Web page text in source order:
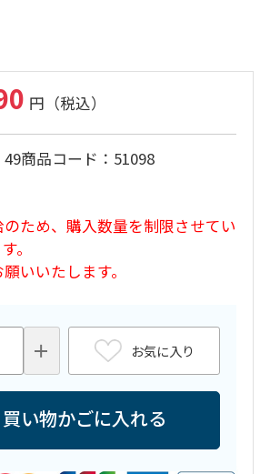
49商品コード
51098
ため、購入数量を制限させてい
。
いいたします。
お気に入り
買い物かごに入れる